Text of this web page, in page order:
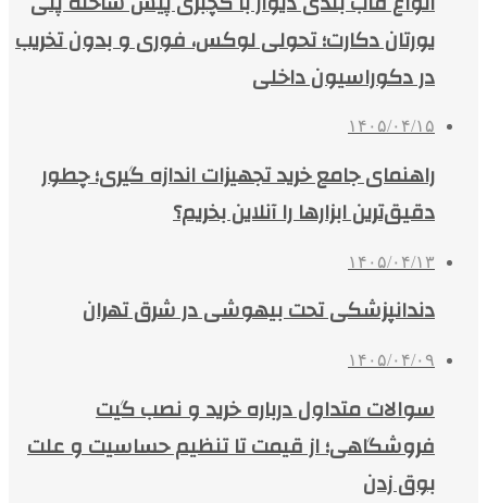
یورتان دکارت؛ تحولی لوکس، فوری و بدون تخریب
در دکوراسیون داخلی
۱۴۰۵/۰۴/۱۵
راهنمای جامع خرید تجهیزات اندازه گیری؛ چطور
دقیق‌ترین ابزارها را آنلاین بخریم؟
۱۴۰۵/۰۴/۱۳
دندانپزشکی تحت بیهوشی در شرق تهران
۱۴۰۵/۰۴/۰۹
سوالات متداول درباره خرید و نصب گیت
فروشگاهی؛ از قیمت تا تنظیم حساسیت و علت
بوق زدن